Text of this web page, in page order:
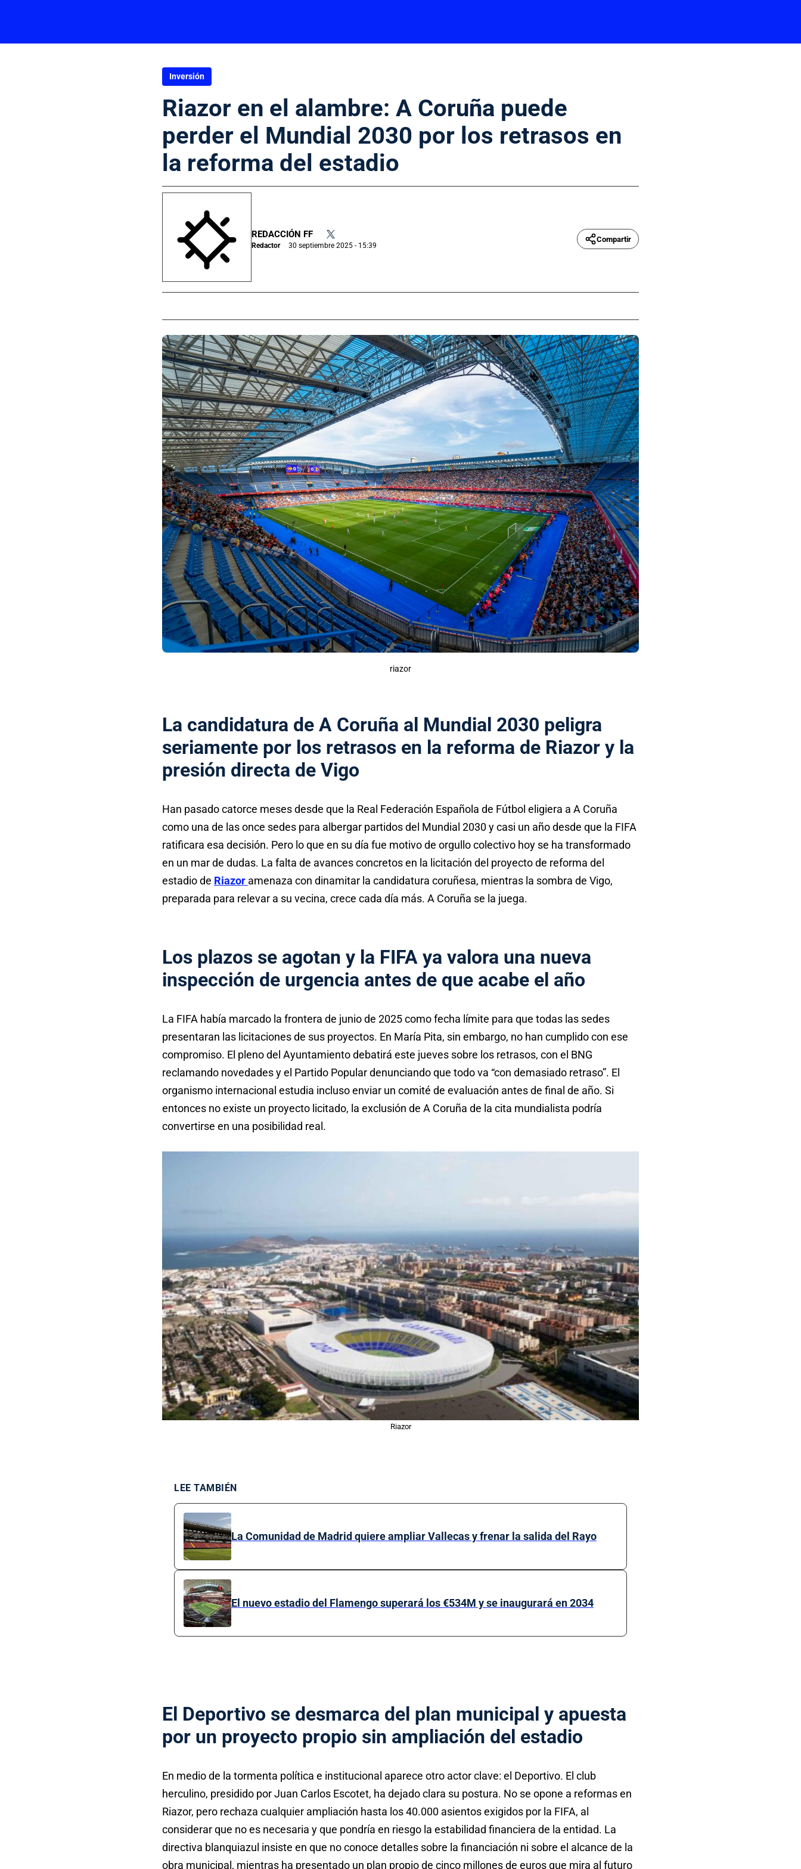
Inversión
Riazor en el alambre: A Coruña puede
perder el Mundial 2030 por los retrasos en
la reforma del estadio
REDACCIÓN FF
Redactor 30 septiembre 2025 - 15:39
Compartir
riazor
La candidatura de A Coruña al Mundial 2030 peligra
seriamente por los retrasos en la reforma de Riazor y la
presión directa de Vigo
Han pasado catorce meses desde que la Real Federación Española de Fútbol eligiera a A Coruña
como una de las once sedes para albergar partidos del Mundial 2030 y casi un año desde que la FIFA
ratificara esa decisión. Pero lo que en su día fue motivo de orgullo colectivo hoy se ha transformado
en un mar de dudas. La falta de avances concretos en la licitación del proyecto de reforma del
estadio de Riazor amenaza con dinamitar la candidatura coruñesa, mientras la sombra de Vigo,
preparada para relevar a su vecina, crece cada día más. A Coruña se la juega.
Los plazos se agotan y la FIFA ya valora una nueva
inspección de urgencia antes de que acabe el año
La FIFA había marcado la frontera de junio de 2025 como fecha límite para que todas las sedes
presentaran las licitaciones de sus proyectos. En María Pita, sin embargo, no han cumplido con ese
compromiso. El pleno del Ayuntamiento debatirá este jueves sobre los retrasos, con el BNG
reclamando novedades y el Partido Popular denunciando que todo va “con demasiado retraso”. El
organismo internacional estudia incluso enviar un comité de evaluación antes de final de año. Si
entonces no existe un proyecto licitado, la exclusión de A Coruña de la cita mundialista podría
convertirse en una posibilidad real.
Riazor
LEE TAMBIÉN
La Comunidad de Madrid quiere ampliar Vallecas y frenar la salida del Rayo
El nuevo estadio del Flamengo superará los €534M y se inaugurará en 2034
El Deportivo se desmarca del plan municipal y apuesta
por un proyecto propio sin ampliación del estadio
En medio de la tormenta política e institucional aparece otro actor clave: el Deportivo. El club
herculino, presidido por Juan Carlos Escotet, ha dejado clara su postura. No se opone a reformas en
Riazor, pero rechaza cualquier ampliación hasta los 40.000 asientos exigidos por la FIFA, al
considerar que no es necesaria y que pondría en riesgo la estabilidad financiera de la entidad. La
directiva blanquiazul insiste en que no conoce detalles sobre la financiación ni sobre el alcance de la
obra municipal, mientras ha presentado un plan propio de cinco millones de euros que mira al futuro